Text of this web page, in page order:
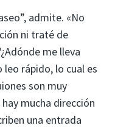
admite. «No
ni traté de
me lleva
leo rápido, lo cual es
son muy
mucha dirección
una entrada